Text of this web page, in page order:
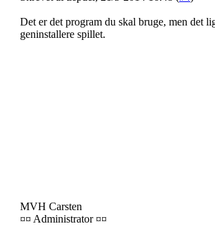
Det er det program du skal bruge, men det
geninstallere spillet.
MVH Carsten
¤¤ Administrator ¤¤